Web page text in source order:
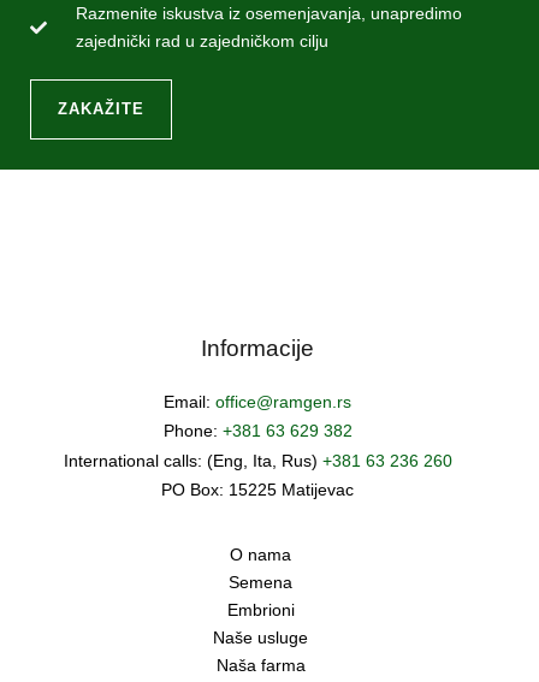
Razmenite iskustva iz osemenjavanja, unapredimo
zajednički rad u zajedničkom cilju
ZAKAŽITE
Informacije
Email: office@ramgen.rs
Phone: +381 63 629 382
International calls: (Eng, Ita, Rus) +381 63 236 260
PO Box: 15225 Matijevac
O nama
Semena
Embrioni
Naše usluge
Naša farma